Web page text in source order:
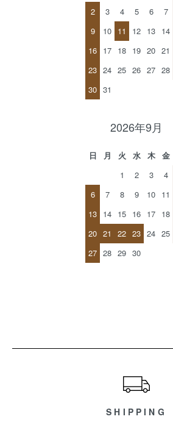
2
3 4 5 6 7
9
10 11 12 13 14
16 17 18 19 20 21
23 24 25 26 27 28
30 31
2026年9月
日 月 火 水 木 金
1
2 3 4
6
7 8 9 10 11
13 14 15 16 17 18
20 21 22 23 24 25
27 28 29 30
SHIPPING